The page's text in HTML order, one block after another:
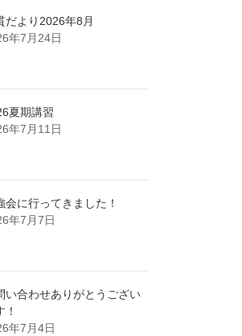
だより2026年8月
年7月24日
夏期講習
年7月11日
会に行ってきました！
年7月7日
い合わせありがとうござい
！
年7月4日